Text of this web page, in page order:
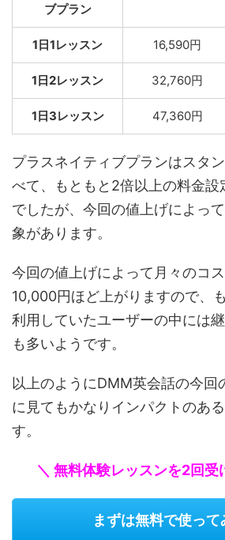
ブプラン
1日1レッスン 16,590円
1日2レッスン 32,760円
1日3レッスン 47,360円
プラスネイティブプランはスタ
べて、もともと2倍以上の料金設
でしたが、今回の値上げによっ
象があります。
今回の値上げによって月々のコ
10,000円ほど上がりますので、
利用していたユーザーの中には
も多いようです。
以上のようにDMM英会話の今回
に見てもかなりインパクトのあ
す。
＼ 無料体験レッスンを2回受
まずは無料で使って